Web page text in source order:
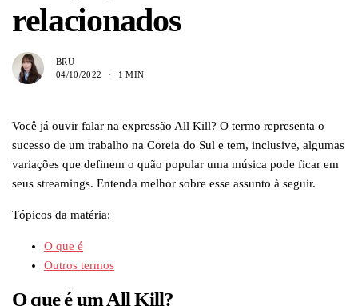
relacionados
BRU
04/10/2022
1 MIN
Você já ouvir falar na expressão All Kill? O termo representa o
sucesso de um trabalho na Coreia do Sul e tem, inclusive, algumas
variações que definem o quão popular uma música pode ficar em
seus streamings. Entenda melhor sobre esse assunto à seguir.
Tópicos da matéria:
O que é
Outros termos
O que é um All Kill?